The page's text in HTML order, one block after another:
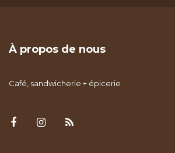
À propos de nous
Café, sandwicherie + épicerie